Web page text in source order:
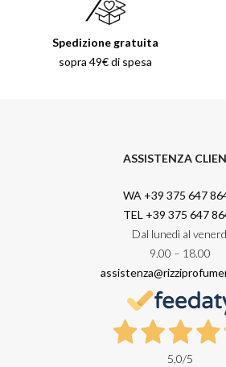
Spedizione gratuita
sopra 49€ di spesa
ASSISTENZA
WA +39 375 647
TEL +39 375 647
Dal lunedì al
9.00 – 18.00
5,0/5